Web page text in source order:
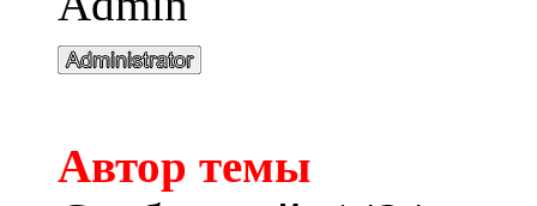
Автор темы